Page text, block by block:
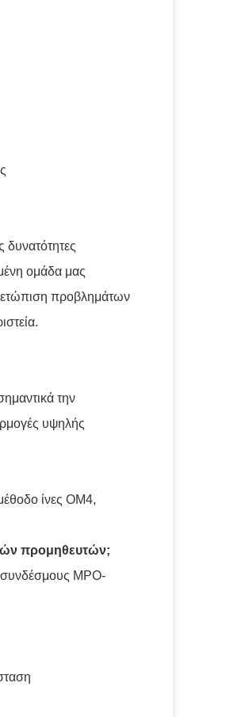
δυνατότητες
ομάδα μας
προβλημάτων
την
υψηλής
ίνες OM4,
προμηθευτών;
συνδέσμους MPO-